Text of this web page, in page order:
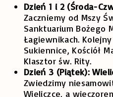
Dzień 1 i 2 (Środa-
Zaczniemy od Mszy
Sanktuarium Bożego
Łagiewnikach.
Sukiennice, Kościół
Klasztor św. Rity.
Dzień 3 (Piątek):
Zwiedzimy
Wieliczce, a